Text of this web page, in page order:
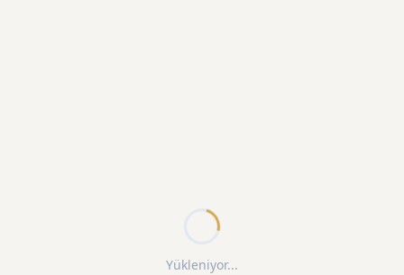
Yükleniyor...